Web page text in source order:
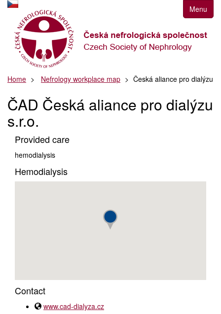
k
navigaci
Přejít
obsah
postrannímu
sloupci
Klávesové
zkratky
Menu
Home Nefrology workplace map Česká aliance pro dialýzu
ČAD Česká aliance pro dialýzu
s.r.o.
Provided care
hemodialysis
Hemodialysis
Contact
www.cad-dialyza.cz